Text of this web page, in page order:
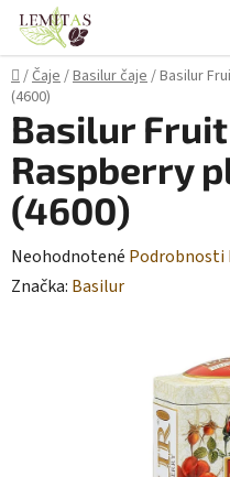
Prejsť
obsah
Domov
/Čaje/Basilur čaje/Basilur
(4600)
Basilur
Raspberry
(4600)
Priemerné
hodnotenie
Neohodnotené Podrobnosti
Značka: Basilur